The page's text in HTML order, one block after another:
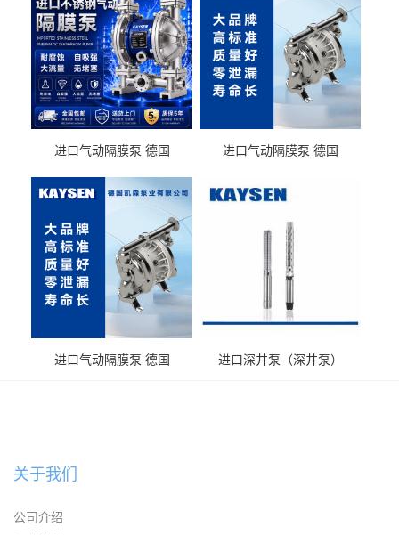
进口气动隔膜泵 德国
送气动泵
进口气动隔膜泵 德国
输送
进口气动隔膜泵 德国
进口深井泵（深井泵）
关于我们
公司介绍